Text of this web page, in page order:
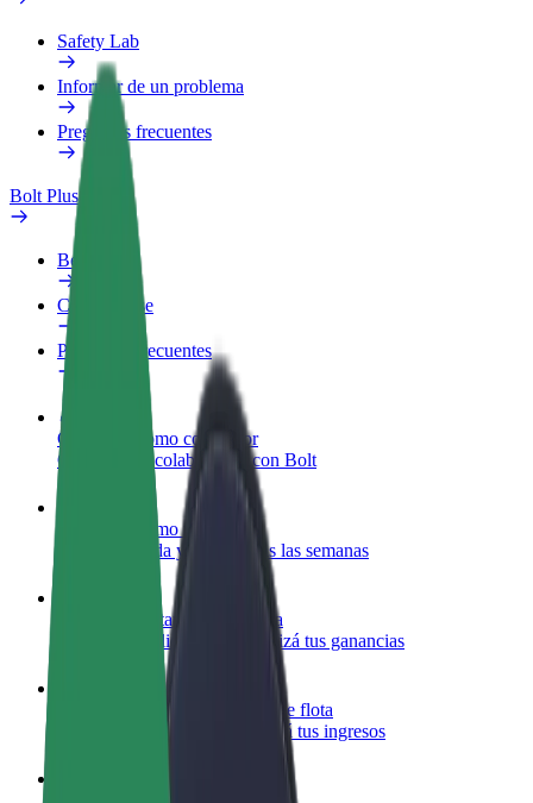
Safety Lab
Informar de un problema
Preguntas frecuentes
Bolt Plus
Beneficios
Cómo unirse
Preguntas frecuentes
Colaborar como conductor
Gana dinero colaborando con Bolt
Colaborar como repartidor
Repartí comida y cobrá todas las semanas
Añadir un restaurante o tienda
Llegá a más clientes y maximizá tus ganancias
Registrarse como propietario de flota
Añadí tu flota a Bolt y potenciá tus ingresos